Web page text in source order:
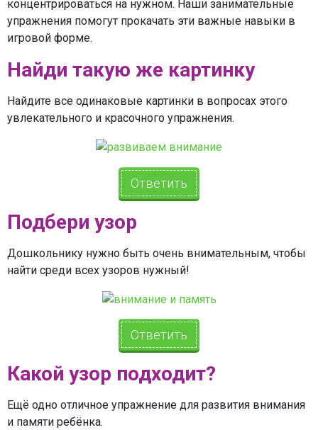
концентрироваться на нужном. Наши занимательные
упражнения помогут прокачать эти важные навыки в
игровой форме.
Найди такую же картинку
Найдите все одинаковые картинки в вопросах этого
увлекательного и красочного упражнения.
Ответить
Подбери узор
Дошкольнику нужно быть очень внимательным, чтобы
найти среди всех узоров нужный!
Ответить
Какой узор подходит?
Ещё одно отличное упражнение для развития внимания
и памяти ребёнка.